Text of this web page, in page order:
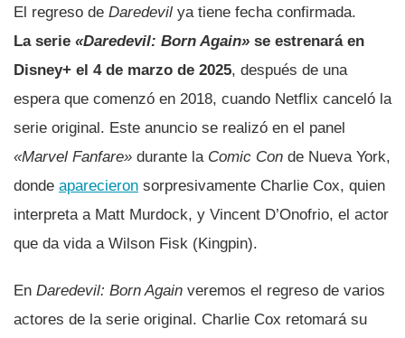
El regreso de Daredevil ya tiene fecha confirmada.
La serie «Daredevil: Born Again» se estrenará en
Disney+ el 4 de marzo de 2025, después de una
espera que comenzó en 2018, cuando Netflix canceló la
serie original. Este anuncio se realizó en el panel
«Marvel Fanfare» durante la Comic Con de Nueva York,
donde aparecieron sorpresivamente Charlie Cox, quien
interpreta a Matt Murdock, y Vincent D’Onofrio, el actor
que da vida a Wilson Fisk (Kingpin).
En Daredevil: Born Again veremos el regreso de varios
actores de la serie original. Charlie Cox retomará su